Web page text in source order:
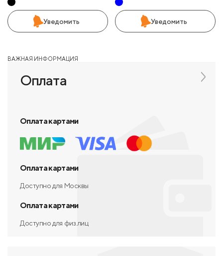
Уведомить Уведомить
ВАЖНАЯ ИНФОРМАЦИЯ
Оплата
Оплата картами
Оплата картами
Доступно для Москвы
Оплата картами
Доступно для физ.лиц